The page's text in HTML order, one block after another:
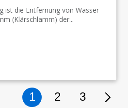
ist die Entfernung von Wasser
(Klärschlamm) der...
1 2 3